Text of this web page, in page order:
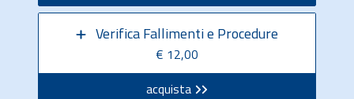
Verifica Fallimenti e Procedure
€ 12,00
acquista